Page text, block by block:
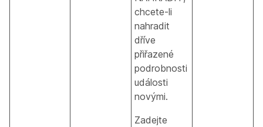
chcete-li
nahradit
dříve
přiřazené
podrobnosti
události
novými.
Zadejte